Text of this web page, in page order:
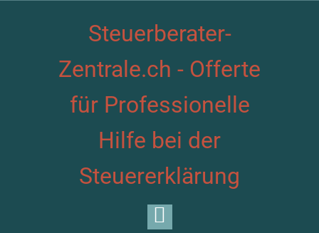
Steuerberater-
Zentrale.ch - Offerte
für Professionelle
Hilfe bei der
Steuererklärung